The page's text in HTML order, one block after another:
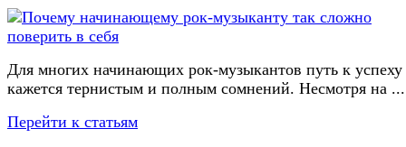
Для многих начинающих рок-музыкантов путь к успеху
кажется тернистым и полным сомнений. Несмотря на ...
Перейти к статьям